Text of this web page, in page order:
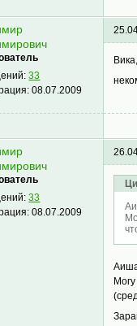
33
08.07.2009
33
08.07.2009